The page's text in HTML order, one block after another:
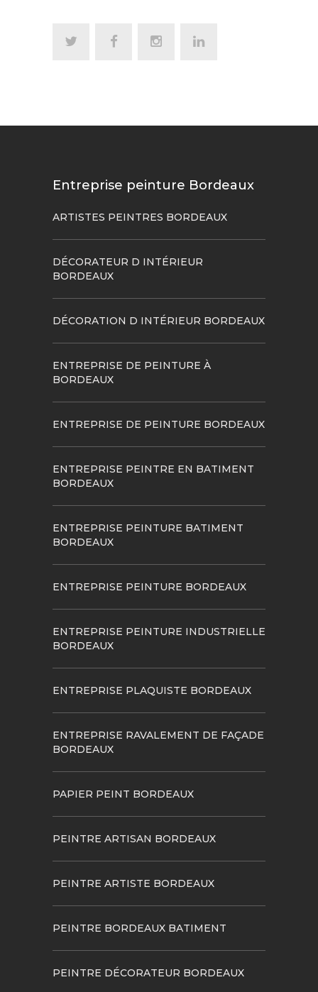
Entreprise peinture Bordeaux
ARTISTES PEINTRES BORDEAUX
DÉCORATEUR D INTÉRIEUR
BORDEAUX
DÉCORATION D INTÉRIEUR BORDEAUX
ENTREPRISE DE PEINTURE À
BORDEAUX
ENTREPRISE DE PEINTURE BORDEAUX
ENTREPRISE PEINTRE EN BATIMENT
BORDEAUX
ENTREPRISE PEINTURE BATIMENT
BORDEAUX
ENTREPRISE PEINTURE BORDEAUX
ENTREPRISE PEINTURE INDUSTRIELLE
BORDEAUX
ENTREPRISE PLAQUISTE BORDEAUX
ENTREPRISE RAVALEMENT DE FAÇADE
BORDEAUX
PAPIER PEINT BORDEAUX
PEINTRE ARTISAN BORDEAUX
PEINTRE ARTISTE BORDEAUX
PEINTRE BORDEAUX BATIMENT
PEINTRE DÉCORATEUR BORDEAUX